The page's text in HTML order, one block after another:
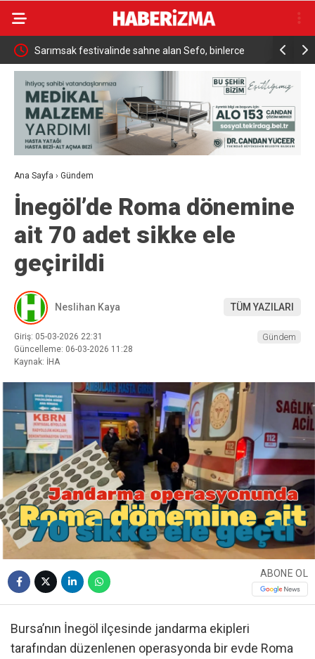
Sanatçı Cansever hayatını kaybetti Türkiye,
tarihi
Ana Sayfa › Gündem
İnegöl’de Roma dönemine
ait 70 adet sikke ele
geçirildi
Neslihan Kaya TÜM YAZILARI
Giriş: 05-03-2026 22:31
Güncelleme: 06-03-2026 11:28
Kaynak: İHA
Gündem
ABONE OL
Bursa’nın İnegöl ilçesinde jandarma ekipleri
tarafından düzenlenen operasyonda bir evde Roma